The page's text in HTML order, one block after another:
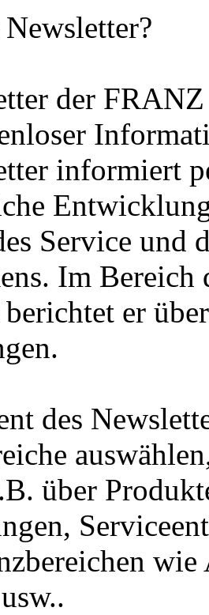
der
informiert
Service und
Im Bereich
berichtet er
des
über